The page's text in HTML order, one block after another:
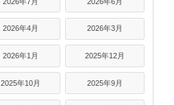
2026年4月 2026年3月
2026年1月 2025年12月
2025年10月 2025年9月